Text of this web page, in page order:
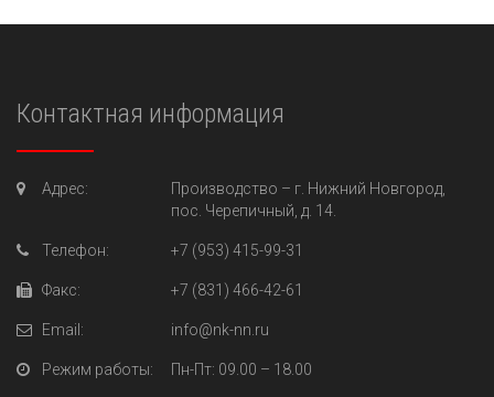
Контактная информация
Адрес: Производство – г. Нижний Новгород,
пос. Черепичный, д. 14.
Телефон: +7 (953) 415-99-31
Факс: +7 (831) 466-42-61
Email: info@nk-nn.ru
Режим работы: Пн-Пт: 09.00 – 18.00